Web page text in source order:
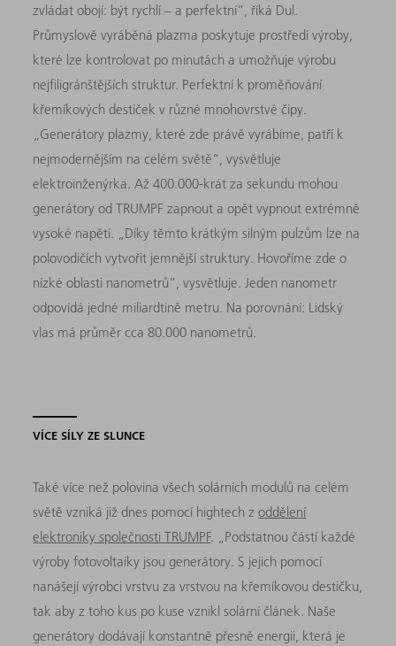
zvládat obojí: být rychlí – a perfektní“, říká Dul.
Průmyslově vyráběná plazma poskytuje prostředí výroby,
které lze kontrolovat po minutách a umožňuje výrobu
nejfiligránštějších struktur. Perfektní k proměňování
křemíkových destiček v různé mnohovrstvé čipy.
„Generátory plazmy, které zde právě vyrábíme, patří k
nejmodernějším na celém světě“, vysvětluje
elektroinženýrka. Až 400.000-krát za sekundu mohou
generátory od TRUMPF zapnout a opět vypnout extrémně
vysoké napětí. „Díky těmto krátkým silným pulzům lze na
polovodičích vytvořit jemnější struktury. Hovoříme zde o
nízké oblasti nanometrů“, vysvětluje. Jeden nanometr
odpovídá jedné miliardtině metru. Na porovnání: Lidský
vlas má průměr cca 80.000 nanometrů.
VÍCE SÍLY ZE SLUNCE
Také více než polovina všech solárních modulů na celém
světě vzniká již dnes pomocí hightech zoddělení
elektroniky společnosti TRUMPF. „Podstatnou částí každé
výroby fotovoltaiky jsou generátory. S jejich pomocí
nanášejí výrobci vrstvu za vrstvou na křemíkovou destičku,
tak aby z toho kus po kuse vznikl solární článek. Naše
generátory dodávají konstantně přesně energii, která je